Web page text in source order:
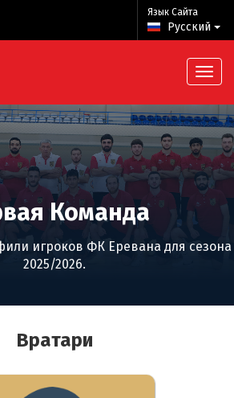
Язык Сайта
Русский
Команда
игроков ФК Еревана для сезона
2025/2026.
Вратари